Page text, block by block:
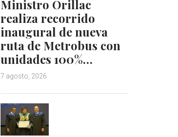
Ministro Orillac
realiza recorrido
inaugural de nueva
ruta de Metrobus con
unidades 100%…
7 agosto, 2026